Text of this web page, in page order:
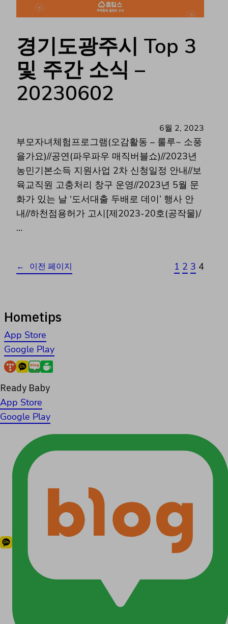
경기도광주시 Top 3
및 주간 소식 –
20230602
6월 2, 2023
부모자녀체험프로그램(오감활동 – 룰루~ 소풍
을가요)//공연(파우파우 매직버블쇼)//2023년
농민기본소득 지원사업 2차 신청일정 안내//보
육교직원 고충처리 창구 운영//2023년 5월 문
화가 있는 날 ‘도서대출 두배로 데이’ 행사 안
내//하천점용허가 고시[제2023-20호(공작물)/
…
← 이전 페이지 1 2 3 4
Hometips
App Store
Google Play
Ready Baby
App Store
Google Play